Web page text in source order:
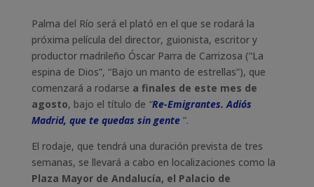
Palma del Río será el plató en el que se rodará la
próxima película del director, guionista, escritor y
productor madrileño Óscar Parra de Carrizosa (“La
espina de Dios”, “Bajo un manto de estrellas”), que
comenzará a rodarse a finales de este mes de
agosto, bajo el título de “Re-Emigrantes. Adiós
Madrid, que te quedas sin gente ”.
El rodaje, que tendrá una duración prevista de tres
semanas, se llevará a cabo en localizaciones como la
Plaza Mayor de Andalucía, el Palacio de